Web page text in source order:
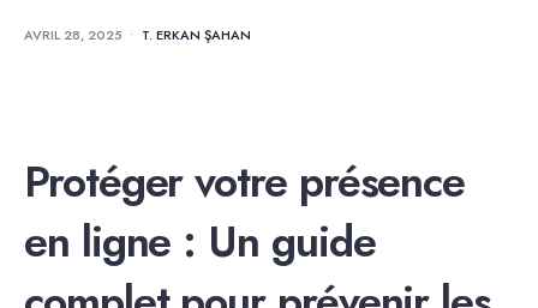
AVRIL 28, 2025 • T. ERKAN ŞAHAN
Protéger votre présence
en ligne : Un guide